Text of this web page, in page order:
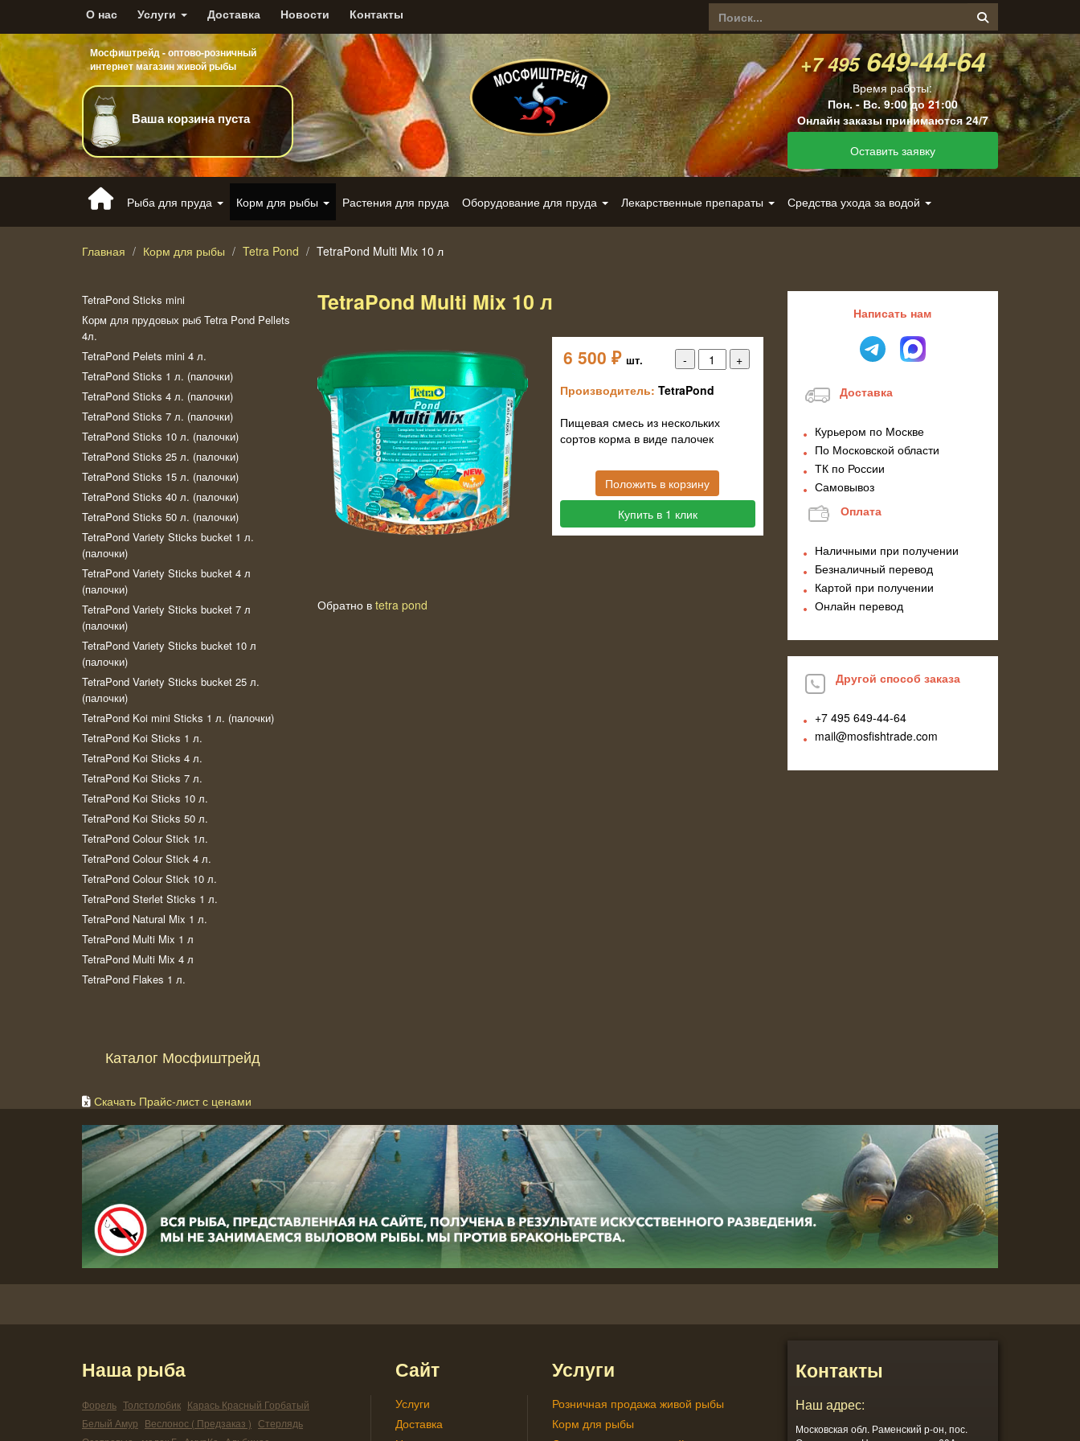
О нас Услуги Доставка Новости Контакты
Мосфиштрейд - оптово-розничный
интернет магазин живой рыбы
Ваша корзина пуста
+7 495649-44-64
Время работы:
Пон. - Вс. 9:00 до 21:00
Онлайн заказы принимаются 24/7
Оставить заявку
Рыба для пруда Корм для рыбы Растения для пруда Оборудование для пруда Лекарственные препараты Средства ухода за водой
Главная Корм для рыбы Tetra Pond TetraPond Multi Mix 10 л
TetraPond Sticks mini
Корм для прудовых рыб Tetra Pond Pellets
4л.
TetraPond Pelets mini 4 л.
TetraPond Sticks 1 л. (палочки)
TetraPond Sticks 4 л. (палочки)
TetraPond Sticks 7 л. (палочки)
TetraPond Sticks 10 л. (палочки)
TetraPond Sticks 25 л. (палочки)
TetraPond Sticks 15 л. (палочки)
TetraPond Sticks 40 л. (палочки)
TetraPond Sticks 50 л. (палочки)
TetraPond Variety Sticks bucket 1 л.
(палочки)
TetraPond Variety Sticks bucket 4 л
(палочки)
TetraPond Variety Sticks bucket 7 л
(палочки)
TetraPond Variety Sticks bucket 10 л
(палочки)
TetraPond Variety Sticks bucket 25 л.
(палочки)
TetraPond Koi mini Sticks 1 л. (палочки)
TetraPond Koi Sticks 1 л.
TetraPond Koi Sticks 4 л.
TetraPond Koi Sticks 7 л.
TetraPond Koi Sticks 10 л.
TetraPond Koi Sticks 50 л.
TetraPond Colour Stick 1л.
TetraPond Colour Stick 4 л.
TetraPond Colour Stick 10 л.
TetraPond Sterlet Sticks 1 л.
TetraPond Natural Mix 1 л.
TetraPond Multi Mix 1 л
TetraPond Multi Mix 4 л
TetraPond Flakes 1 л.
Каталог Мосфиштрейд
Скачать Прайс-лист с ценами
TetraPond Multi Mix 10 л
6 500 ₽ шт.
Производитель: TetraPond
Пищевая смесь из нескольких
сортов корма в виде палочек
Положить в корзину
Купить в 1 клик
Обратно в tetra pond
Написать нам
Доставка
Курьером по Москве
По Московской области
ТК по России
Самовывоз
Оплата
Наличными при получении
Безналичный перевод
Картой при получении
Онлайн перевод
Другой способ заказа
+7 495649-44-64
mail@mosfishtrade.com
Наша рыба
Форель Толстолобик Карась Красный Горбатый
Белый Амур Веслонос ( Предзаказ ) Стерлядь
Сайт
Услуги
Доставка
Услуги
Розничная продажа живой рыбы
Корм для рыбы
Контакты
Наш адрес:
Московская обл. Раменский р-он, пос.